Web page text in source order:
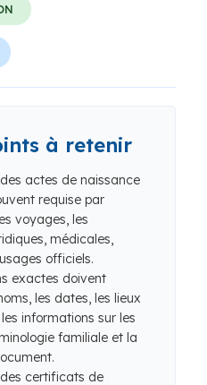
à retenir
actes de naissance
requise par
voyages, les
médicales,
officiels.
exactes doivent
les dates, les lieux
informations sur les
familiale et la
certificats de